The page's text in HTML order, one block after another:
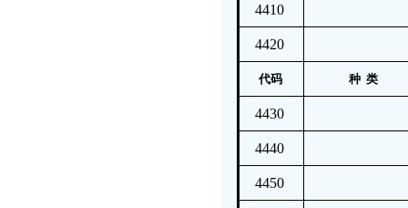
4410
4420
代码 种 类
4430
4440
4450